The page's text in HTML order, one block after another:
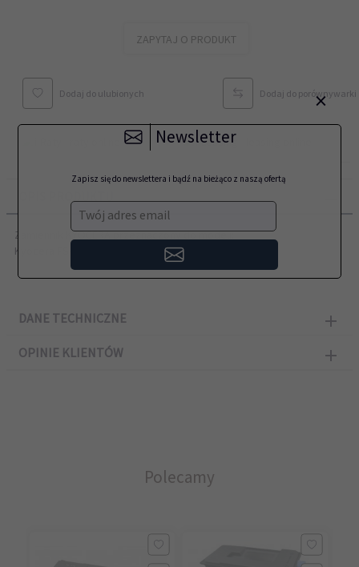
ZAPYTAJ O PRODUKT
Dodaj do ulubionych Dodaj do porównywarki
Zamiennik KYOCERA przeznaczony do modeli:
Kyocera FS-1100D
DANE TECHNICZNE
OPINIE KLIENTÓW
Polecamy
×
Newsletter
Zapisz się do newslettera i bądź na bieżąco z naszą ofertą
Twój adres email